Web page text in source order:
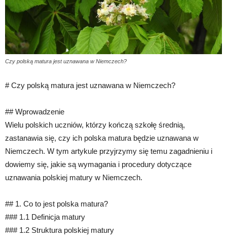
Czy polską matura jest uznawana w Niemczech?
# Czy polską matura jest uznawana w Niemczech?
## Wprowadzenie
Wielu polskich uczniów, którzy kończą szkołę średnią,
zastanawia się, czy ich polska matura będzie uznawana w
Niemczech. W tym artykule przyjrzymy się temu zagadnieniu i
dowiemy się, jakie są wymagania i procedury dotyczące
uznawania polskiej matury w Niemczech.
## 1. Co to jest polska matura?
### 1.1 Definicja matury
### 1.2 Struktura polskiej matury